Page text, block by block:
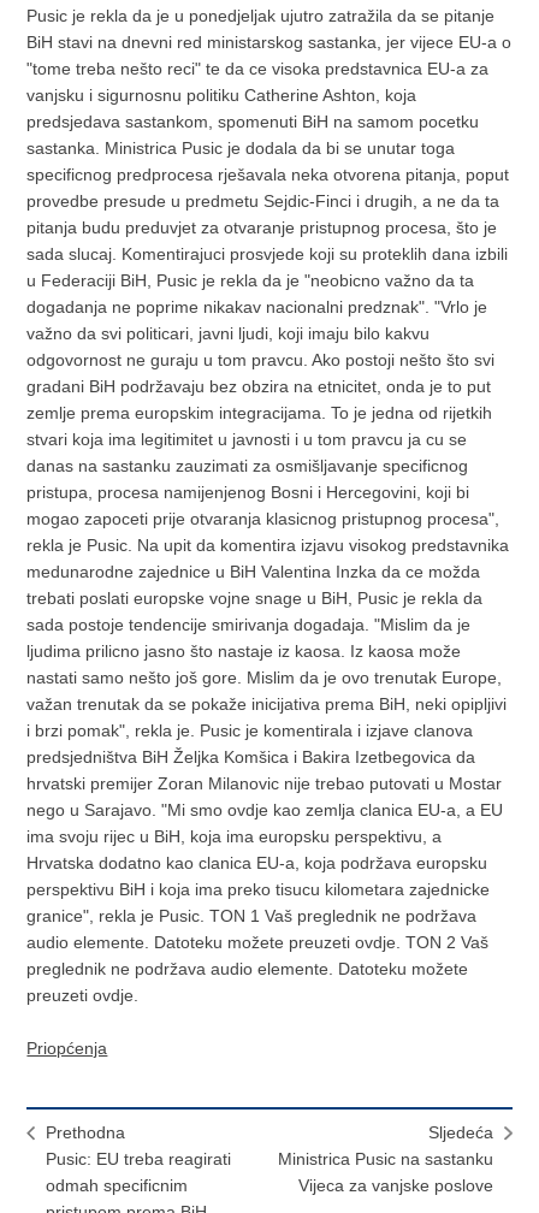
Pusic je rekla da je u ponedjeljak ujutro zatražila da se pitanje
BiH stavi na dnevni red ministarskog sastanka, jer vijece EU-a o
"tome treba nešto reci" te da ce visoka predstavnica EU-a za
vanjsku i sigurnosnu politiku Catherine Ashton, koja
predsjedava sastankom, spomenuti BiH na samom pocetku
sastanka. Ministrica Pusic je dodala da bi se unutar toga
specificnog predprocesa rješavala neka otvorena pitanja, poput
provedbe presude u predmetu Sejdic-Finci i drugih, a ne da ta
pitanja budu preduvjet za otvaranje pristupnog procesa, što je
sada slucaj. Komentirajuci prosvjede koji su proteklih dana izbili
u Federaciji BiH, Pusic je rekla da je "neobicno važno da ta
dogadanja ne poprime nikakav nacionalni predznak". "Vrlo je
važno da svi politicari, javni ljudi, koji imaju bilo kakvu
odgovornost ne guraju u tom pravcu. Ako postoji nešto što svi
gradani BiH podržavaju bez obzira na etnicitet, onda je to put
zemlje prema europskim integracijama. To je jedna od rijetkih
stvari koja ima legitimitet u javnosti i u tom pravcu ja cu se
danas na sastanku zauzimati za osmišljavanje specificnog
pristupa, procesa namijenjenog Bosni i Hercegovini, koji bi
mogao zapoceti prije otvaranja klasicnog pristupnog procesa",
rekla je Pusic. Na upit da komentira izjavu visokog predstavnika
medunarodne zajednice u BiH Valentina Inzka da ce možda
trebati poslati europske vojne snage u BiH, Pusic je rekla da
sada postoje tendencije smirivanja dogadaja. "Mislim da je
ljudima prilicno jasno što nastaje iz kaosa. Iz kaosa može
nastati samo nešto još gore. Mislim da je ovo trenutak Europe,
važan trenutak da se pokaže inicijativa prema BiH, neki opipljivi
i brzi pomak", rekla je. Pusic je komentirala i izjave clanova
predsjedništva BiH Željka Komšica i Bakira Izetbegovica da
hrvatski premijer Zoran Milanovic nije trebao putovati u Mostar
nego u Sarajavo. "Mi smo ovdje kao zemlja clanica EU-a, a EU
ima svoju rijec u BiH, koja ima europsku perspektivu, a
Hrvatska dodatno kao clanica EU-a, koja podržava europsku
perspektivu BiH i koja ima preko tisucu kilometara zajednicke
granice", rekla je Pusic. TON 1 Vaš preglednik ne podržava
audio elemente. Datoteku možete preuzeti ovdje. TON 2 Vaš
preglednik ne podržava audio elemente. Datoteku možete
preuzeti ovdje.
Priopćenja
Prethodna
Pusic: EU treba reagirati
odmah specificnim
Sljedeća
Ministrica Pusic na sastanku
Vijeca za vanjske poslove